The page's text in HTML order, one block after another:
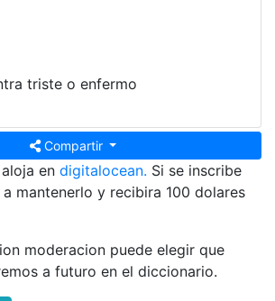
triste o enfermo
Compartir
en digitalocean. Si se inscribe
mantenerlo y recibira 100 dolares
moderacion puede elegir que
a futuro en el diccionario.